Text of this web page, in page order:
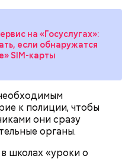
на «Госуслугах»:
если обнаружатся
SIM-карты
к полиции, чтобы
они сразу
органы.
школах «уроки о
друг детства
того же года,
в машине,
морсом с
давний конфликт.
отца
что оппонент
друга.
писал в своем
2023 года Мутаев
пришел на нее